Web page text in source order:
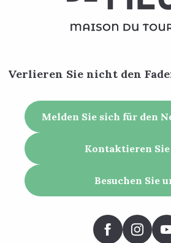
Verlieren Sie nicht den
Melden Sie sich für den
Kontaktieren Sie
Besuchen Sie